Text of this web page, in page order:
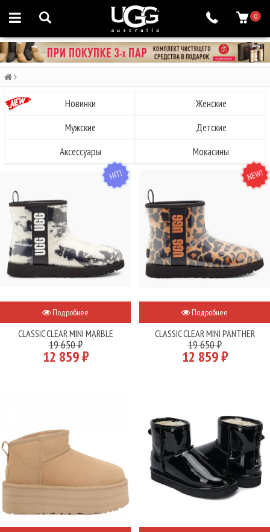
0
Новинки
Женские
Мужские
Детские
Аксессуары
Мокасины
HIT
Подробнее
CLASSIC CLEAR MINI MARBLE
19 650 ₽
12 859 ₽
NEW
Подробнее
CLASSIC CLEAR MINI PANTHER
19 650 ₽
12 859 ₽